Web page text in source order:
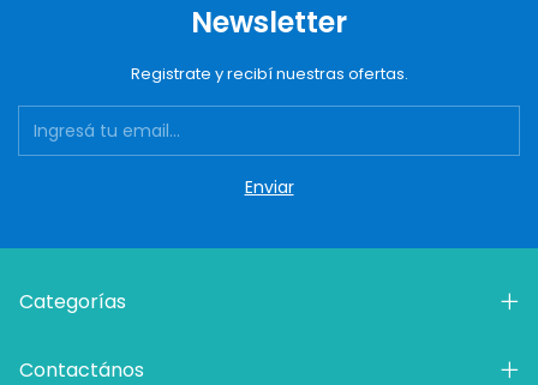
Newsletter
Registrate y recibí nuestras ofertas.
Categorías
Contactános